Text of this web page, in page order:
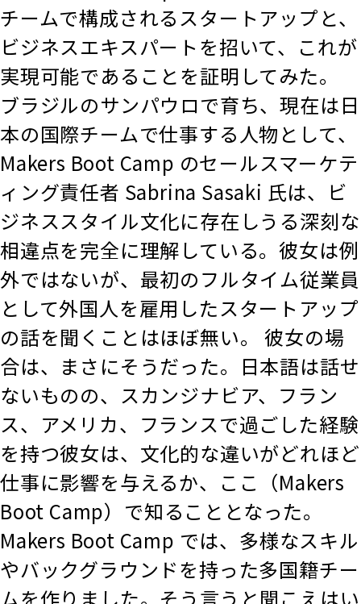
チームで構成されるスタートアップと、
ビジネスエキスパートを招いて、これが
実現可能であることを証明してみた。
ブラジルのサンパウロで育ち、現在は日
本の国際チームで仕事する人物として、
Makers Boot Camp のセールスマーケテ
ィング責任者 Sabrina Sasaki 氏は、ビ
ジネススタイル文化に存在しうる深刻な
相違点を完全に理解している。彼女は例
外ではないが、最初のフルタイム従業員
として外国人を雇用したスタートアップ
の話を聞くことはほぼ無い。 彼女の場
合は、まさにそうだった。日本語は話せ
ないものの、スカンジナビア、フラン
ス、アメリカ、フランスで過ごした経験
を持つ彼女は、文化的な違いがどれほど
仕事に影響を与えるか、ここ（Makers
Boot Camp）で知ることとなった。
Makers Boot Camp では、多様なスキル
やバックグラウンドを持った多国籍チー
ムを作りました。そう言うと聞こえはい